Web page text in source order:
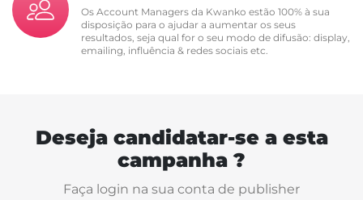
Os Account Managers da Kwanko estão 100% à sua
disposição para o ajudar a aumentar os seus
resultados, seja qual for o seu modo de difusão: display,
emailing, influência & redes sociais etc.
Deseja candidatar-se a esta
campanha ?
Faça login na sua conta de publisher